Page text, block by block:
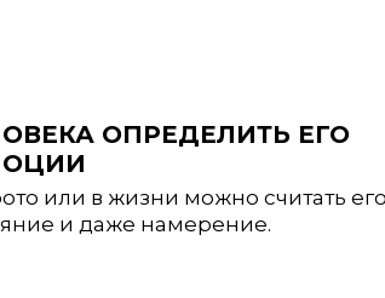
ОПРЕДЕЛИТЬ ЕГО
или в жизни можно считать его
и даже намерение.